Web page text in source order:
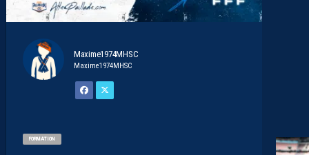
Maxime1974MHSC
Maxime1974MHSC
FORMATION